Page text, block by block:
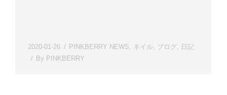
2020-01-26 PINKBERRY NEWS, ネイル, ブログ, 日記
By PINKBERRY